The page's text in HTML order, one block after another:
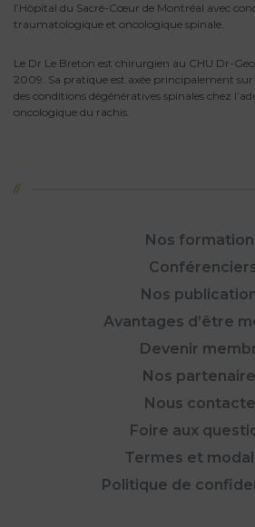
l’Hôpital du Sacré-Cœur de Montréal avec
traumatologique et oncologique spinale.
Le Dr Le Breton est chirurgien au CHU Dr-
2009. Sa pratique est axée principalement
des conditions dégénératives spinales chez
oncologique du rachis.
Nos
Nos
Avantages d’être
Devenir
Nos
Nous
Foire aux
Termes et
Politique de